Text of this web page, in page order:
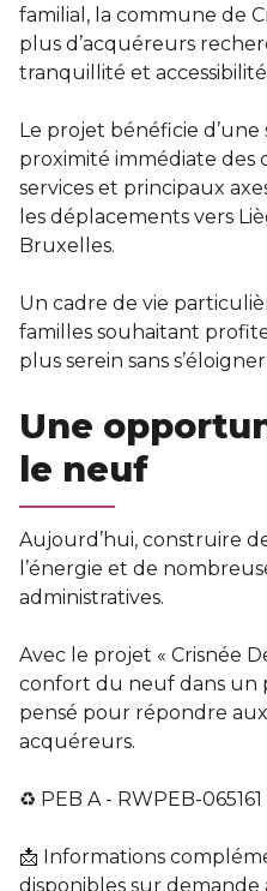
familial, la commune de
plus d’acquéreurs
tranquillité et
Le projet bénéficie
proximité immédiate des
services et principaux
les déplacements vers
Bruxelles.
Un cadre de vie
familles souhaitant
plus serein sans
Une
le neuf
Aujourd’hui, construire
l’énergie et de
administratives.
Avec le projet « Crisnée
confort du neuf dans un
pensé pour répondre
acquéreurs.
♻ PEB A - RWPEB-065161
📩 Informations
disponibles sur demande